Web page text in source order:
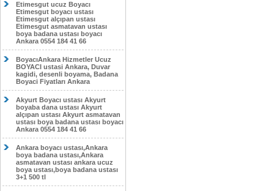
Etimesgut ucuz Boyacı
Etimesgut boyacı ustası
Etimesgut alçıpan ustası
Etimesgut asmatavan ustası
boya badana ustası boyacı
Ankara 0554 184 41 66
BoyacıAnkara Hizmetler Ucuz
BOYACI ustasi Ankara, Duvar
kagidi, desenli boyama, Badana
Boyaci Fiyatları Ankara
Akyurt Boyacı ustası Akyurt
boyaba dana ustası Akyurt
alçıpan ustası Akyurt asmatavan
ustası boya badana ustası boyacı
Ankara 0554 184 41 66
Ankara boyacı ustası,Ankara
boya badana ustası,Ankara
asmatavan ustası ankara ucuz
boya ustası,boya badana ustası
3+1 500 tl